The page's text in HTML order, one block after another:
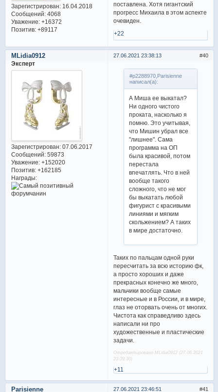
Зарегистрирован: 16.04.2018
Сообщений:4068
Уважение: +16372
Позитив: +89117
поставлена. Хотя гигантский
прогресс Михаила в этом аспекте
очевиден.
+22
40
27.06.2021 23:38:13
MLidia0912
Эксперт
Зарегистрирован: 07.06.2017
Сообщений:59873
Уважение: +152020
Позитив: +162185
Награды:
#p2288970,Parisienne
написал(а):
А Миша ее выкатал?
Ни одного чистого
проката, насколько я
помню. Это учитывая,
что Мишин убрал все
"лишнее". Сама
программа на ОП
была красивой, потом
перестала
впечатлять. Что в ней
вообще такого
сложного, что не мог
бы выкатать любой
фигурист с красивыми
линиями и мягким
скольжением? А таких
в мире достаточно.
Таких по пальцам одной руки
пересчитать за всю историю фк,
а просто хороших и даже
прекрасных конечно же много,
мальчики вообще самые
интересные и в России, и в мире,
глаз не оторвать очень от многих.
Чистота как справедливо здесь
написали ни про
художественные и пластические
задачи.
Отредактировано MLidia0912 (27.06.2021
23:39:30)
+11
41
27.06.2021 23:46:51
Parisienne